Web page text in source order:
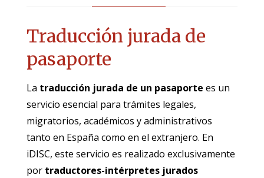
Traducción jurada de
pasaporte
La traducción jurada de un pasaporte es un
servicio esencial para trámites legales,
migratorios, académicos y administrativos
tanto en España como en el extranjero. En
iDISC, este servicio es realizado exclusivamente
por traductores-intérpretes jurados